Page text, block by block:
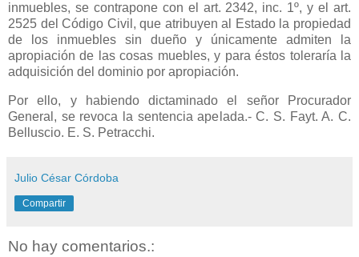
inmuebles, se contrapone con el art. 2342, inc. 1º, y el art.
2525 del Código Civil, que atribuyen al Estado la propiedad
de los inmuebles sin dueño y únicamente admiten la
apropiación de las cosas muebles, y para éstos toleraría la
adquisición del dominio por apropiación.
Por ello, y habiendo dictaminado el señor Procurador
General, se revoca la sentencia apelada.- C. S. Fayt. A. C.
Belluscio. E. S. Petracchi.
Julio César Córdoba
Compartir
No hay comentarios.: